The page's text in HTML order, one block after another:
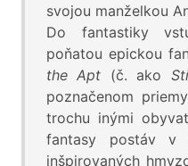
svojou manželkou
Do fantastiky
poňatou epickou
the Apt (č. ako
poznačenom
trochu inými
fantasy postáv v
inšpirovaných